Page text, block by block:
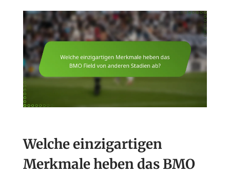
Welche einzigartigen
Merkmale heben das BMO